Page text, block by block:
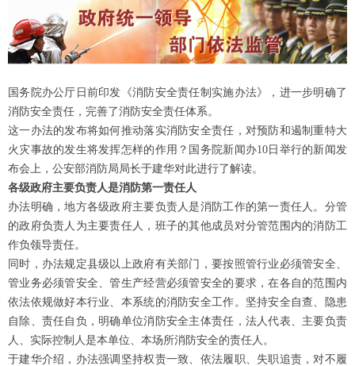
国务院办公厅日前印发《消防安全责任制实施办法》，进一步明确了
消防安全责任，完善了消防安全责任体系。
这一办法的发布将如何推动落实消防安全责任，对预防和遏制重特大
火灾事故的发生将发挥怎样的作用？国务院新闻办10日举行的新闻发
布会上，公安部消防局局长于建华对此进行了解读。
各级政府主要负责人是消防第一责任人
办法明确，地方各级政府主要负责人是消防工作的第一责任人。分管
的政府负责人为主要责任人，班子的其他成员对分管范围内的消防工
作负领导责任。
同时，办法规定县级以上政府有关部门，要按照管行业必须管安全、
管业务必须管安全、管生产经营必须管安全的要求，在各自的范围内
依法依规做好本行业、本系统的消防安全工作。坚持安全自查、隐患
自除、责任自负，明确单位消防安全主体责任，法人代表、主要负责
人、实际控制人是本单位、本场所消防安全的责任人。
于建华介绍，办法强调坚持权责一致、依法履职、失职追责，对不履